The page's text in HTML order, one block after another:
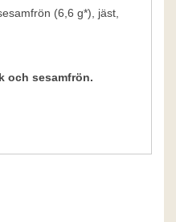
(6,6 g*), jäst,
och sesamfrön.